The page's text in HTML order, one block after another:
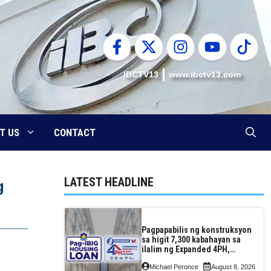
IBCTV13 www.ibctv13.com
US CONTACT
LATEST HEADLINE
Pagpapabilis ng konstruksyon
sa higit 7,300 kabahayan sa
ilalim ng Expanded 4PH,
ng Pag-IBIG at P.A. Alvarez
Michael Peronce August 8, 2026